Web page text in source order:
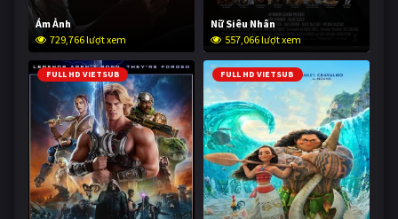
Ám Ảnh
729,766 lượt xem
Nữ Siêu Nhân
557,066 lượt xem
FULL HD VIETSUB FULL HD VIETSUB